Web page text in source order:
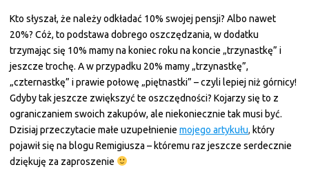
Kto słyszał, że należy odkładać 10% swojej pensji? Albo nawet
20%? Cóż, to podstawa dobrego oszczędzania, w dodatku
trzymając się 10% mamy na koniec roku na koncie „trzynastkę” i
jeszcze trochę. A w przypadku 20% mamy „trzynastkę”,
„czternastkę” i prawie połowę „piętnastki” – czyli lepiej niż górnicy!
Gdyby tak jeszcze zwiększyć te oszczędności? Kojarzy się to z
ograniczaniem swoich zakupów, ale niekoniecznie tak musi być.
Dzisiaj przeczytacie małe uzupełnienie mojego artykułu, który
pojawił się na blogu Remigiusza – któremu raz jeszcze serdecznie
dziękuję za zaproszenie